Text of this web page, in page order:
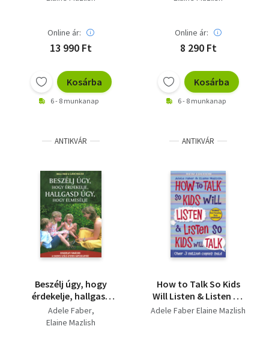
Online ár:
13 990 Ft
Kosárba
6 - 8 munkanap
Online ár:
8 290 Ft
Kosárba
6 - 8 munkanap
ANTIKVÁR
Beszélj úgy, hogy
érdekelje, hallgasd
úgy, hogy elmesélje
Adele Faber
Elaine Mazlish
ANTIKVÁR
How to Talk So Kids
Will Listen & Listen So
Kids Will Talk
Adele Faber Elaine Mazlish